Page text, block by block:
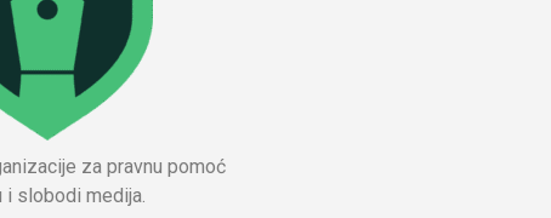
za pravnu pomoć
i slobodi medija.